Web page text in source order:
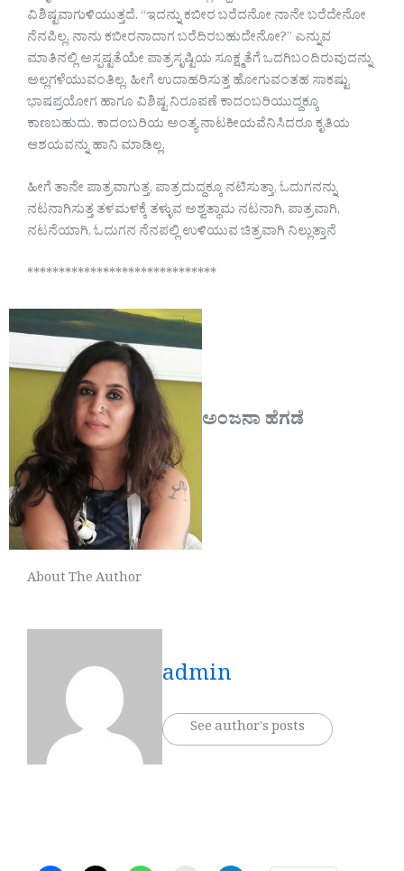
ವಿಶಿಷ್ಟವಾಗುಳಿಯುತ್ತದೆ. “ಇದನ್ನು ಕಬೀರ ಬರೆದನೋ ನಾನೇ ಬರೆದೇನೋ
ನೆನಪಿಲ್ಲ. ನಾನು ಕಬೀರನಾದಾಗ ಬರೆದಿರಬಹುದೇನೋ?” ಎನ್ನುವ
ಮಾತಿನಲ್ಲಿ ಅಸ್ಪಷ್ಟತೆಯೇ ಪಾತ್ರಸೃಷ್ಟಿಯ ಸೂಕ್ಷ್ಮತೆಗೆ ಒದಗಿಬಂದಿರುವುದನ್ನು
ಅಲ್ಲಗಳೆಯುವಂತಿಲ್ಲ. ಹೀಗೆ ಉದಾಹರಿಸುತ್ತ ಹೋಗುವಂತಹ ಸಾಕಷ್ಟು
ಭಾಷಪ್ರಯೋಗ ಹಾಗೂ ವಿಶಿಷ್ಟ ನಿರೂಪಣೆ ಕಾದಂಬರಿಯುದ್ದಕ್ಕೂ
ಕಾಣಬಹುದು. ಕಾದಂಬರಿಯ ಅಂತ್ಯ ನಾಟಕೀಯವೆನಿಸಿದರೂ ಕೃತಿಯ
ಆಶಯವನ್ನು ಹಾನಿ ಮಾಡಿಲ್ಲ.
ಹೀಗೆ ತಾನೇ ಪಾತ್ರವಾಗುತ್ತ, ಪಾತ್ರದುದ್ದಕ್ಕೂ ನಟಿಸುತ್ತಾ, ಓದುಗನನ್ನು
ನಟನಾಗಿಸುತ್ತ ತಳಮಳಕ್ಕೆ ತಳ್ಳುವ ಅಶ್ವತ್ಥಾಮ ನಟನಾಗಿ, ಪಾತ್ರವಾಗಿ,
ನಟನೆಯಾಗಿ, ಓದುಗನ ನೆನಪಲ್ಲಿ ಉಳಿಯುವ ಚಿತ್ರವಾಗಿ ನಿಲ್ಲುತ್ತಾನೆ
******************************
ಅಂಜನಾ ಹೆಗಡೆ
About The Author
admin
See author's posts